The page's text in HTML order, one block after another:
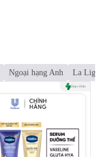
Ngoại hạng Anh La Liga